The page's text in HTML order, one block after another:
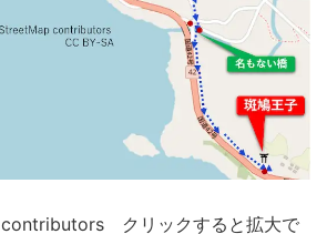
contributors クリックすると拡大で